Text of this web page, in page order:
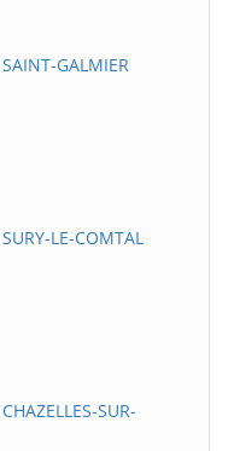
GALMIER
LE-COMTAL
SUR-